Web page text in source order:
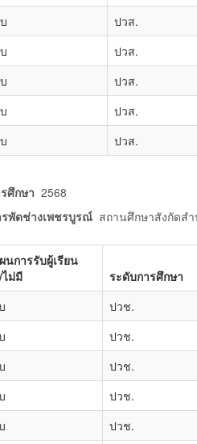
ปวส.
ปวส.
ปวส.
ปวส.
ปวส.
ศึกษา 2568
พัดช่างเพชรบูรณ์ สถานศึกษาสังกัดส
นการรับผู้เรียน
ไม่มี
ระดับการศึกษา
ปวช.
ปวช.
ปวช.
ปวช.
ปวช.